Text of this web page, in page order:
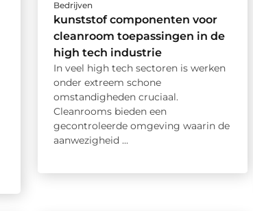
Bedrijven
kunststof componenten voor
cleanroom toepassingen in de
high tech industrie
In veel high tech sectoren is werken
onder extreem schone
omstandigheden cruciaal.
Cleanrooms bieden een
gecontroleerde omgeving waarin de
aanwezigheid ...